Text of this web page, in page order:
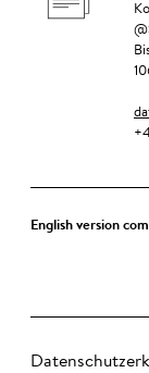
English version